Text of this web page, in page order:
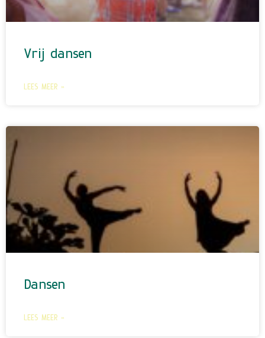
Vrij dansen
LEES MEER »
Dansen
LEES MEER »